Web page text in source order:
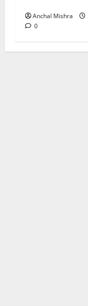
Anchal Mishra
0